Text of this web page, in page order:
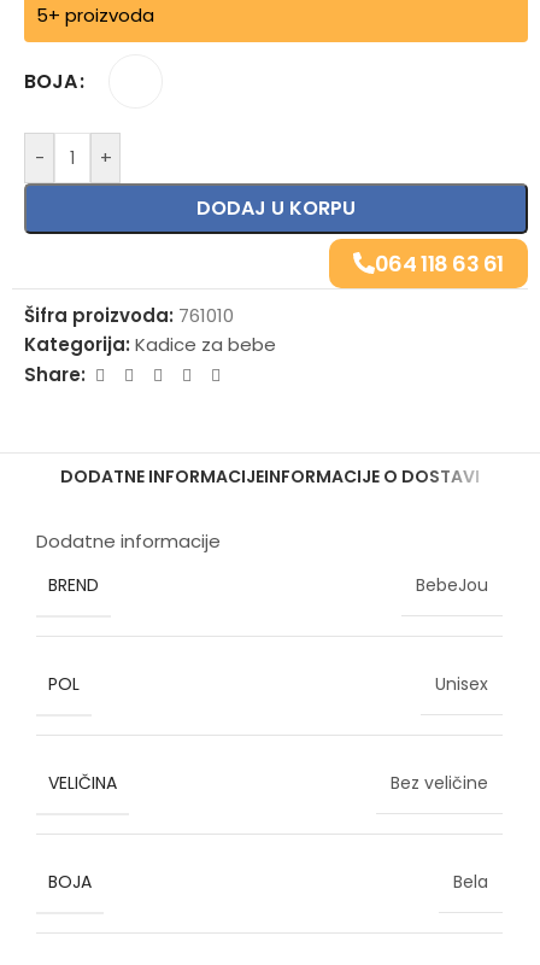
5+ proizvoda
BOJA
- +
DODAJ U KORPU
064 118 63 61
Šifra proizvoda: 761010
Kategorija: Kadice za bebe
Share:
DODATNE INFORMACIJEINFORMACIJE O DOSTAVI
Dodatne informacije
BREND BebeJou
POL Unisex
VELIČINA Bez veličine
BOJA Bela